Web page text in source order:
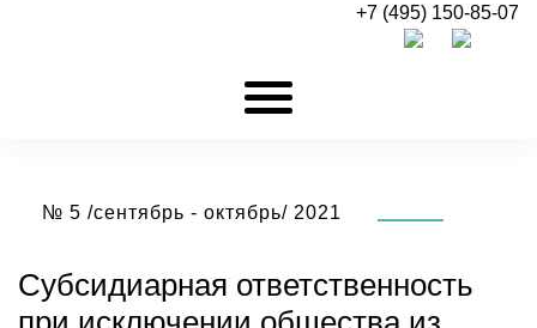
+7 (495) 150-85-07
№ 5 /сентябрь - октябрь/ 2021
Субсидиарная ответственность